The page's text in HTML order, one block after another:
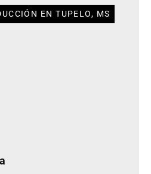
EN TUPELO, MS